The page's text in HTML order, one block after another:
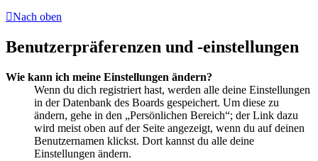
Nach oben
Benutzerpräferenzen und -einstellungen
Wie kann ich meine Einstellungen ändern?
Wenn du dich registriert hast, werden alle deine Einstellungen
in der Datenbank des Boards gespeichert. Um diese zu
ändern, gehe in den „Persönlichen Bereich“; der Link dazu
wird meist oben auf der Seite angezeigt, wenn du auf deinen
Benutzernamen klickst. Dort kannst du alle deine
Einstellungen ändern.